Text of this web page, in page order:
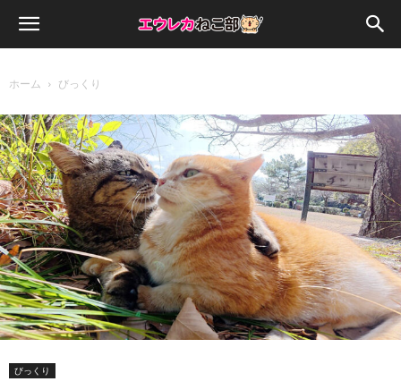
ホーム びっくり
びっくり